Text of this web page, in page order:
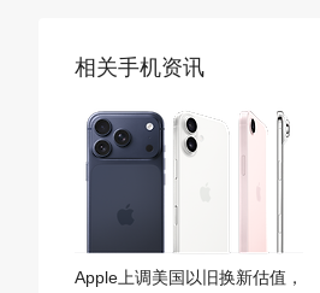
相关手机资讯
Apple上调美国以旧换新估值，